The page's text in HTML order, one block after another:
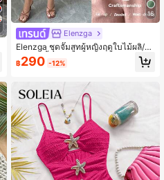
16
Elenzga
Elenzga ชุดจั๊มสูทผู้หญิงฤดูใบไม้ผลิ/ฤ
ดูร้อน สีน้ำเงินหรูหรา คอวี ตกแต่งด้วย
หัวเข็มขัดวงกลมเล็กและดีไซน์โบว์ผูก
฿290 -12%